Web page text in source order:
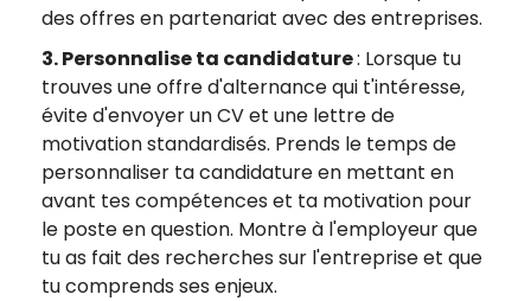
des offres en partenariat avec des entreprises.
3. Personnalise ta candidature: Lorsque tu
trouves une offre d'alternance qui t'intéresse,
évite d'envoyer un CV et une lettre de
motivation standardisés. Prends le temps de
personnaliser ta candidature en mettant en
avant tes compétences et ta motivation pour
le poste en question. Montre à l'employeur que
tu as fait des recherches sur l'entreprise et que
tu comprends ses enjeux.